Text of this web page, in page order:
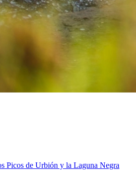
Picos de Urbión y la Laguna Negra